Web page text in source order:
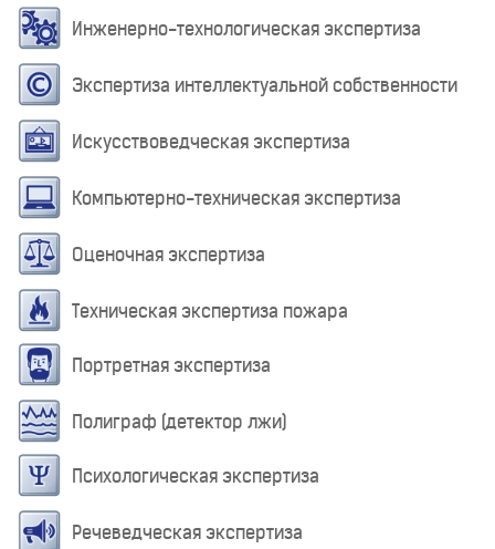
Инженерно-технологическая экспертиза
Экспертиза интеллектуальной собственности
Искусствоведческая экспертиза
Компьютерно-техническая экспертиза
Оценочная экспертиза
Техническая экспертиза пожара
Портретная экспертиза
Полиграф (детектор лжи)
Психологическая экспертиза
Речеведческая экспертиза